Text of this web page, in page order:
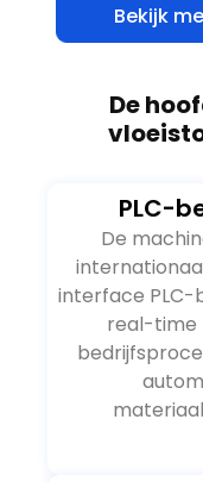
Bekijk
De
PLC-
De
interface PLC-
real-time